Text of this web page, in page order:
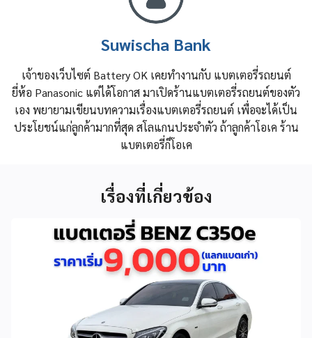
Suwischa Bank
เจ้าของเว็บไซต์ Battery OK เคยทำงานกับ แบตเตอรี่รถยนต์
ยี่ห้อ Panasonic แต่ได้โอกาส มาเปิดร้านแบตเตอรี่รถยนต์ของตัว
เอง พยายามเขียนบทความเรื่องแบตเตอรี่รถยนต์ เพื่อจะได้เป็น
ประโยชน์แก่ลูกค้ามากที่สุด สโลแกนประจำตัว ถ้าลูกค้าโอเค ร้าน
แบตเตอรี่ก็โอเค
เรื่องที่เกี่ยวข้อง